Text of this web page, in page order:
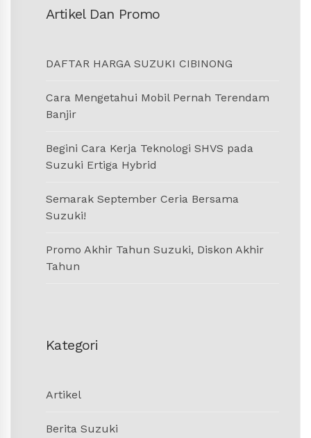
Artikel Dan Promo
DAFTAR HARGA SUZUKI CIBINONG
Cara Mengetahui Mobil Pernah Terendam
Banjir
Begini Cara Kerja Teknologi SHVS pada
Suzuki Ertiga Hybrid
Semarak September Ceria Bersama
Suzuki!
Promo Akhir Tahun Suzuki, Diskon Akhir
Tahun
Kategori
Artikel
Berita Suzuki